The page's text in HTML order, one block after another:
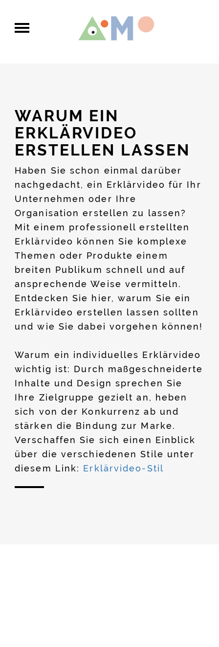
Navigation
WARUM EIN
ERKLÄRVIDEO
ERSTELLEN LASSEN
Haben Sie schon einmal darüber
nachgedacht, ein Erklärvideo für Ihr
Unternehmen oder Ihre
Organisation erstellen zu lassen?
Mit einem professionell erstellten
Erklärvideo können Sie komplexe
Themen oder Produkte einem
breiten Publikum schnell und auf
ansprechende Weise vermitteln.
Entdecken Sie hier, warum Sie ein
Erklärvideo erstellen lassen sollten
und wie Sie dabei vorgehen können!
Warum ein individuelles Erklärvideo
wichtig ist: Durch maßgeschneiderte
Inhalte und Design sprechen Sie
Ihre Zielgruppe gezielt an, heben
sich von der Konkurrenz ab und
stärken die Bindung zur Marke.
Verschaffen Sie sich einen Einblick
über die verschiedenen Stile unter
diesem Link:
Erklärvideo-Stil